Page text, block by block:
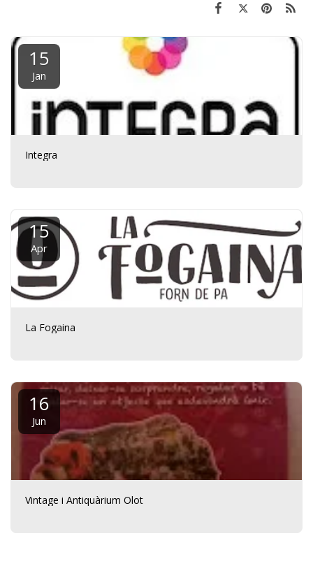
15
Jan
Integra
15
Apr
La Fogaina
16
Jun
Vintage i Antiquàrium Olot